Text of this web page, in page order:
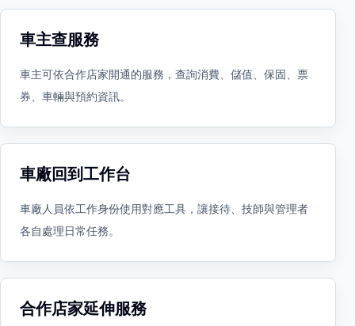
車主查服務
車主可依合作店家開通的服務，查詢消費、儲值、保固、票
券、車輛與預約資訊。
車廠回到工作台
車廠人員依工作身份使用對應工具，讓接待、技師與管理者
各自處理日常任務。
合作店家延伸服務